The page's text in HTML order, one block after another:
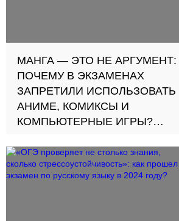
МАНГА — ЭТО НЕ АРГУМЕНТ:
ПОЧЕМУ В ЭКЗАМЕНАХ
ЗАПРЕТИЛИ ИСПОЛЬЗОВАТЬ
АНИМЕ, КОМИКСЫ И
КОМПЬЮТЕРНЫЕ ИГРЫ?
ЕГЭ и ОГЭ по русскому языку с
преподавателем «Умскул»